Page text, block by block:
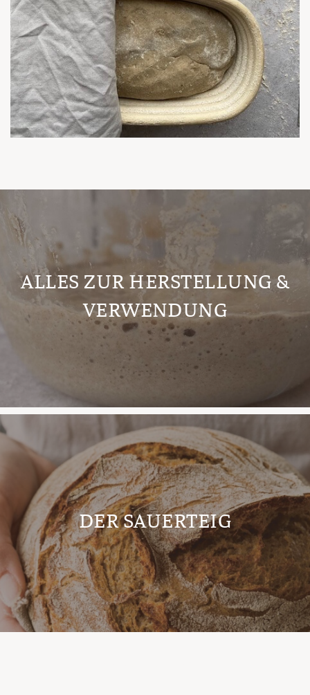
ALLES ZUR HERSTELLUNG &
VERWENDUNG
DER SAUERTEIG